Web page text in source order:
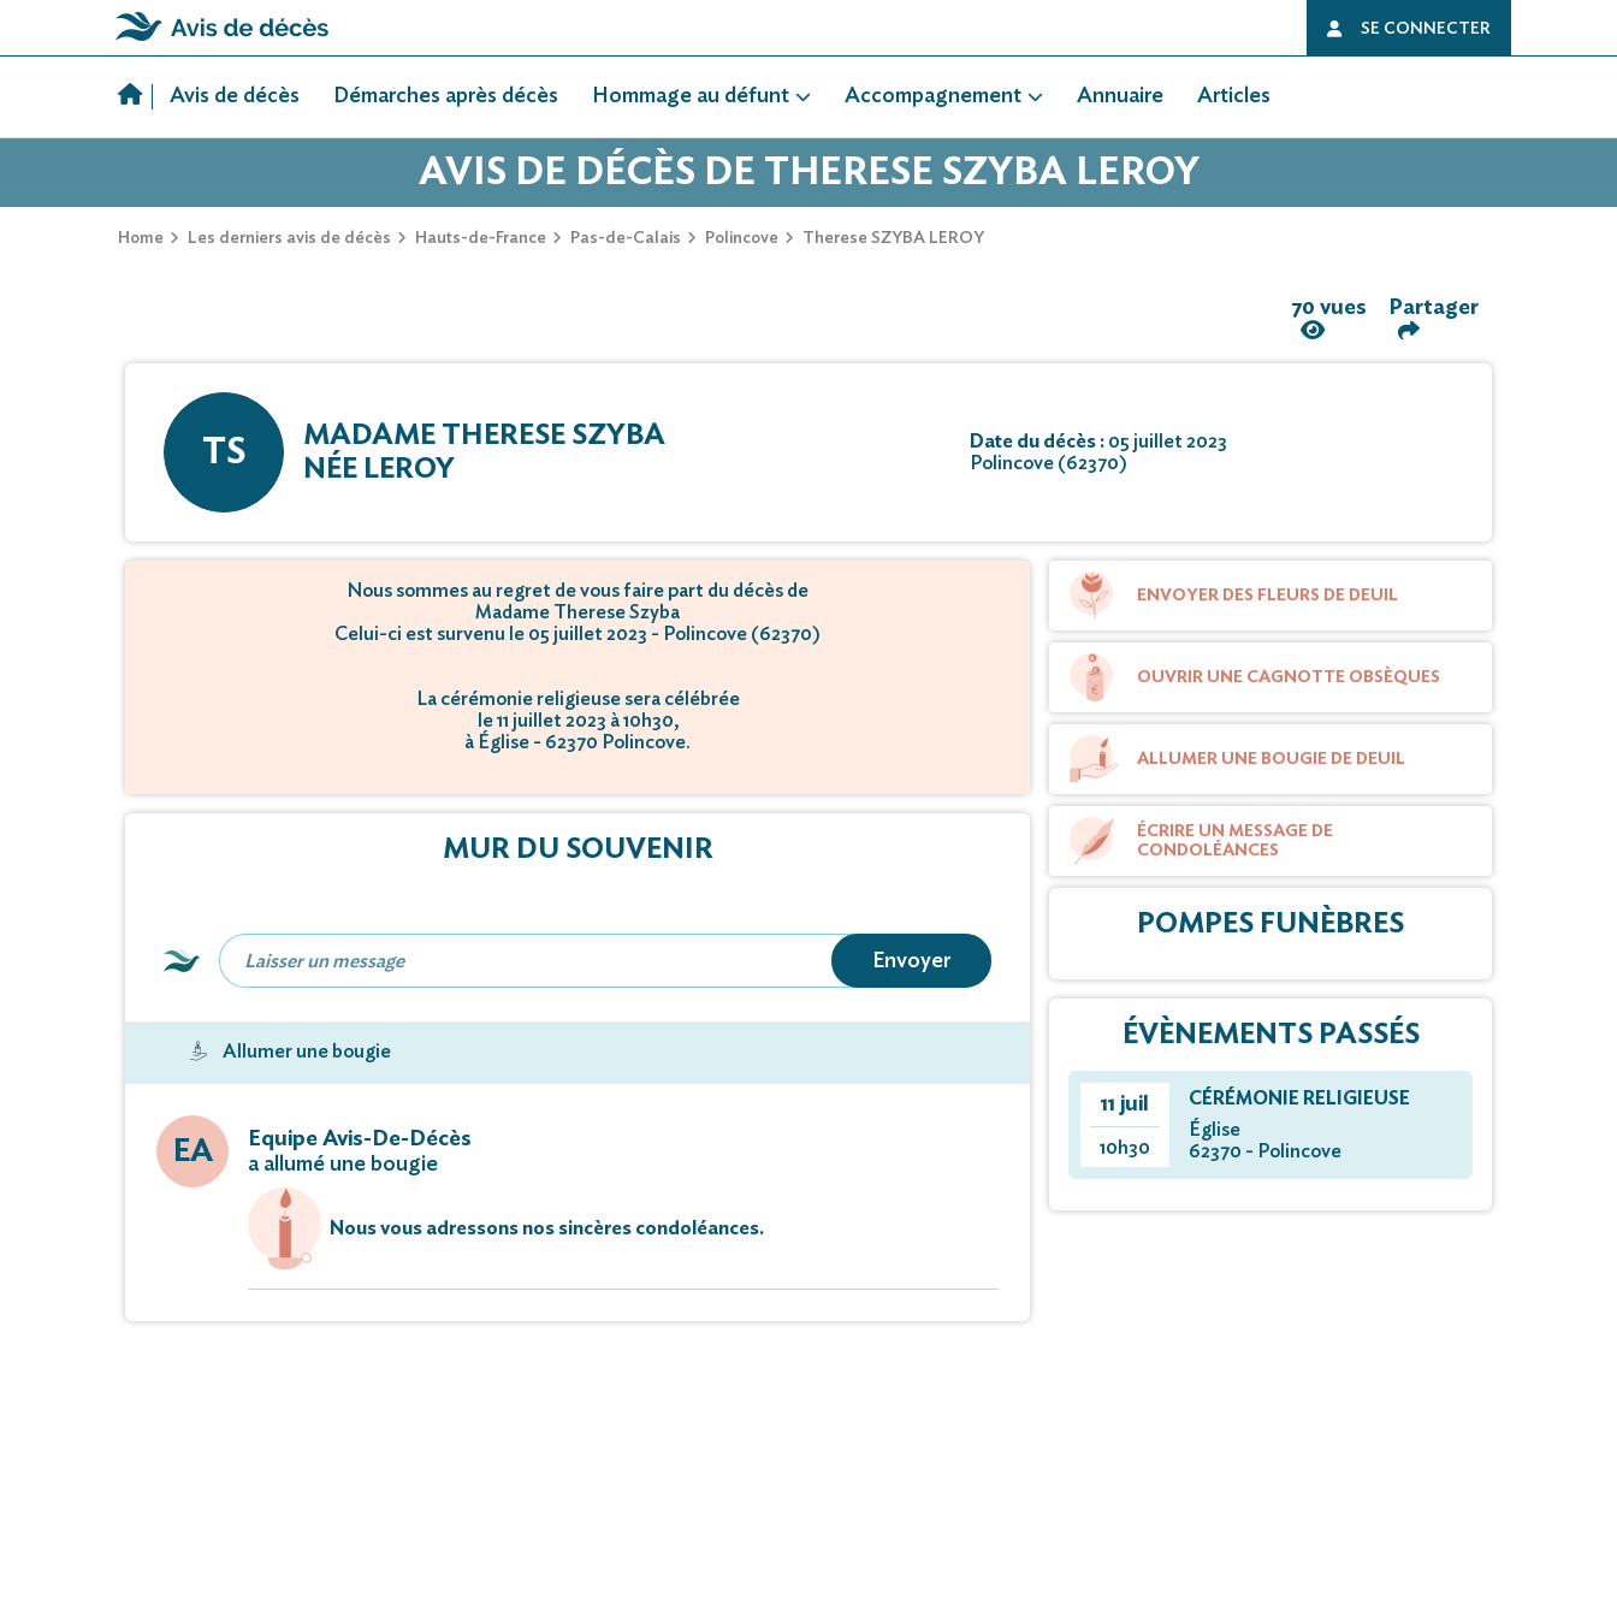
SE CONNECTER
Avis de décès Démarches après décès Hommage au défunt Accompagnement Annuaire Articles
AVIS DE DÉCÈS DE THERESE SZYBA LEROY
Home Les derniers avis de décès Hauts-de-France Pas-de-Calais Polincove Therese SZYBA LEROY
70 vues Partager
TS
MADAME THERESE SZYBA
NÉE LEROY
Date du décès : 05 juillet 2023
Polincove (62370)
Nous sommes au regret de vous faire part du décès de
Madame Therese Szyba
Celui-ci est survenu le 05 juillet 2023 - Polincove (62370)
La cérémonie religieuse sera célébrée
le 11 juillet 2023 à 10h30,
à Église - 62370 Polincove.
MUR DU SOUVENIR
Envoyer
Allumer une bougie
EA
Equipe Avis-De-Décès
a allumé une bougie
Nous vous adressons nos sincères condoléances.
ENVOYER DES FLEURS DE DEUIL
OUVRIR UNE CAGNOTTE OBSÈQUES
ALLUMER UNE BOUGIE DE DEUIL
ÉCRIRE UN MESSAGE DE
CONDOLÉANCES
POMPES FUNÈBRES
ÉVÈNEMENTS PASSÉS
11 juil
10h30
CÉRÉMONIE RELIGIEUSE
Église
62370 - Polincove